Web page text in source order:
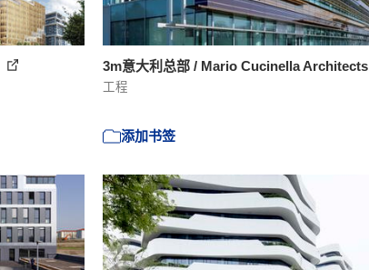
3m意大利总部 / Mario Cucinella Architects
工程
添加书签